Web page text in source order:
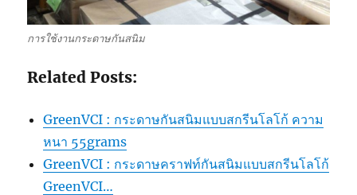
การใช้งานกระดาษกันสนิม
Related Posts:
GreenVCI : กระดาษกันสนิมแบบสกรีนโลโก้ ความ
หนา 55grams
GreenVCI : กระดาษคราฟท์กันสนิมแบบสกรีนโลโก้
GreenVCI…